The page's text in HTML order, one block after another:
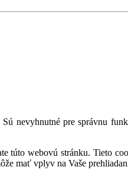
nevyhnutné pre správnu
webovú stránku. Tieto
mať vplyv na Vaše